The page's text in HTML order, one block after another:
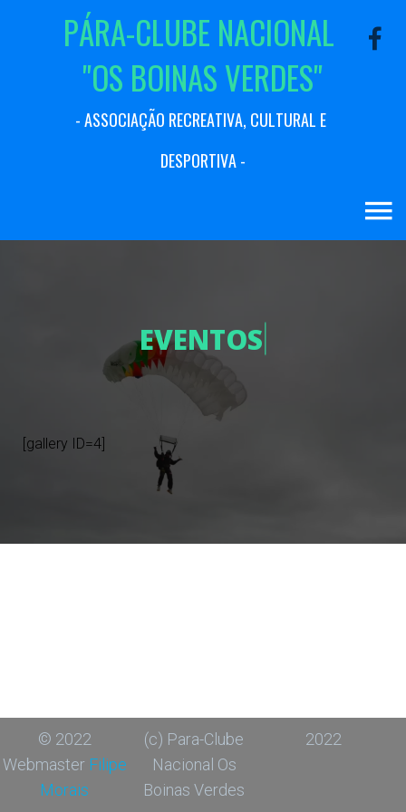
PÁRA-CLUBE NACIONAL
"OS BOINASVERDES"
- ASSOCIAÇÃO RECREATIVA, CULTURAL E
DESPORTIVA-
EVENTOS
[gallery ID=4]
© 2022
Webmaster Filipe
Morais
(c) Para-Clube
Nacional Os
Boinas Verdes
2022